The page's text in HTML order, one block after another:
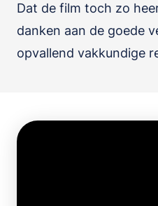
Dat de film toch zo
danken aan de goede
opvallend vakkundige